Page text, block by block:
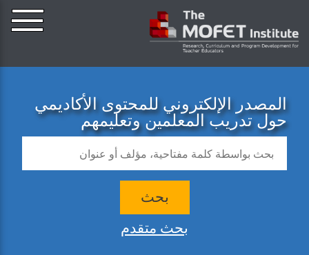
المصدر الإلكتروني للمحتوى الأكاديمي
حول تدريب المعلمين وتعليمهم
بحث
بحث متقدم